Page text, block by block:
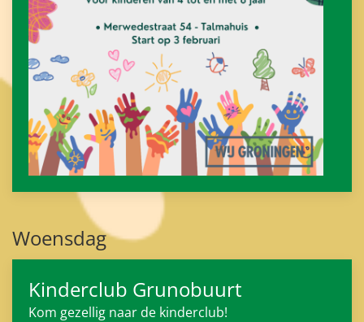
Woensdag
Kinderclub Grunobuurt
Kom gezellig naar de kinderclub!